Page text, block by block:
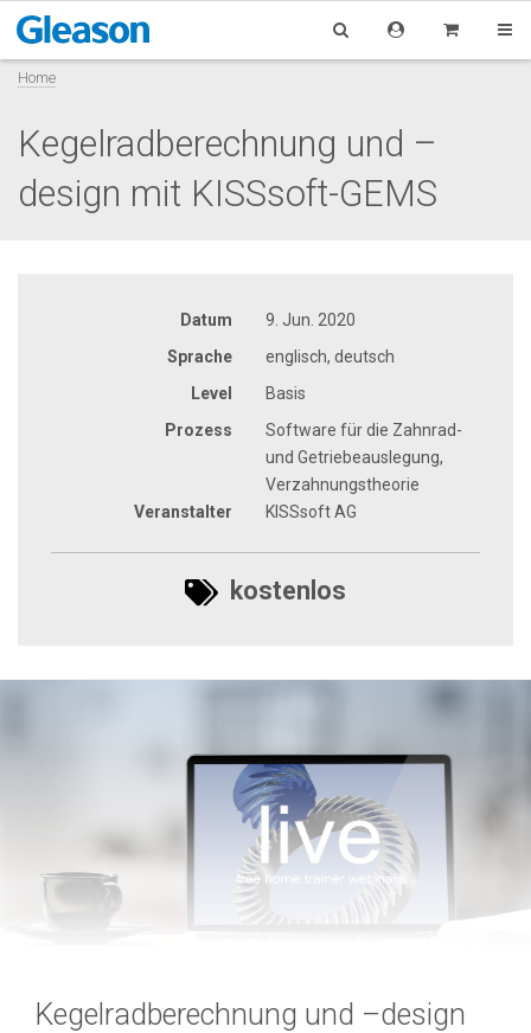
Home
Kegelradberechnung und –
design mit KISSsoft-GEMS
Datum
9. Jun. 2020
Sprache
englisch, deutsch
Level
Basis
Prozess
Software für die Zahnrad-
und Getriebeauslegung,
Verzahnungstheorie
Veranstalter
KISSsoft AG
kostenlos
Kegelradberechnung und –design